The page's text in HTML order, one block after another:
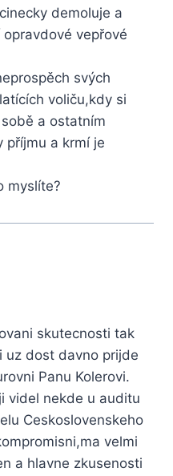
demoluje a
vepřové
svých
voliču,kdy si
a ostatním
příjmu a krmí je
myslíte?
skutecnosti tak
uz dost davno prijde
Panu Kolerovi.
videl nekde u auditu
Ceskoslovenskeho
velmi
a hlavne zkusenosti